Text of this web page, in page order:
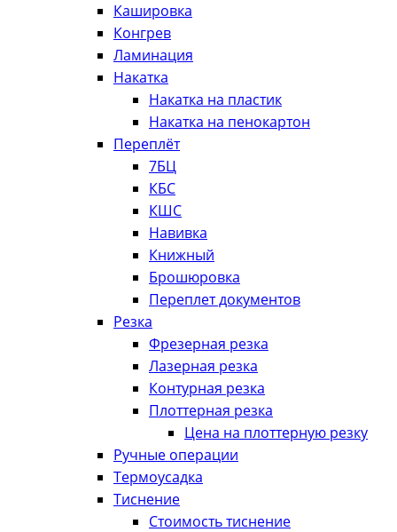
Кашировка
Конгрев
Ламинация
Накатка
Накатка на пластик
Накатка на пенокартон
Переплёт
7БЦ
КБС
КШС
Навивка
Книжный
Брошюровка
Переплет документов
Резка
Фрезерная резка
Лазерная резка
Контурная резка
Плоттерная резка
Цена на плоттерную резку
Ручные операции
Термоусадка
Тиснение
Стоимость тиснение